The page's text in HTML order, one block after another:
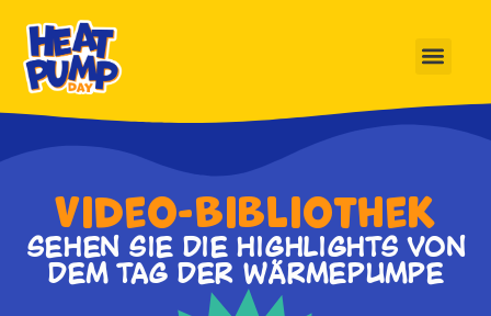
Video-Bibliothek
SEHEN SIE DIE HIGHLIGHTS VON
DEM TAG DER WÄRMEPUMPE